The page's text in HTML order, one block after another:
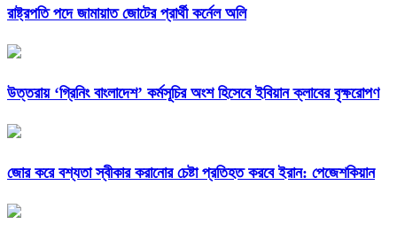
রাষ্ট্রপতি পদে জামায়াত জোটের প্রার্থী কর্নেল অলি
উত্তরায় ‘গ্রিনিং বাংলাদেশ’ কর্মসূচির অংশ হিসেবে ইবিয়ান ক্লাবের বৃক্ষরোপণ
জোর করে বশ্যতা স্বীকার করানোর চেষ্টা প্রতিহত করবে ইরান: পেজেশকিয়ান